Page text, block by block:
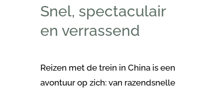
Snel, spectaculair
en verrassend
Reizen met de trein in China is een
avontuur op zich: van razendsnelle